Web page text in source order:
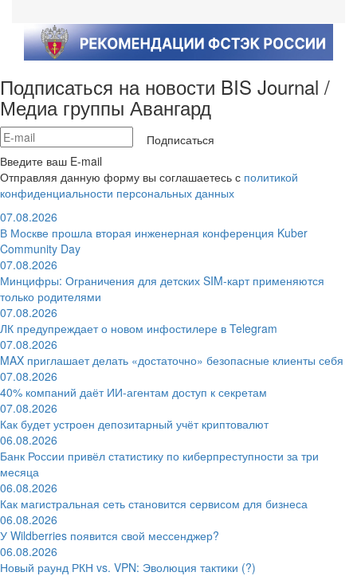
Подписаться на новости BIS Journal /
Медиа группы Авангард
Подписаться
Введите ваш E-mail
Отправляя данную форму вы соглашаетесь с политикой
конфиденциальности персональных данных
07.08.2026
В Москве прошла вторая инженерная конференция Kuber
Community Day
07.08.2026
Минцифры: Ограничения для детских SIM-карт применяются
только родителями
07.08.2026
ЛК предупреждает о новом инфостилере в Telegram
07.08.2026
MAX приглашает делать «достаточно» безопасные клиенты себя
07.08.2026
40% компаний даёт ИИ‑агентам доступ к секретам
07.08.2026
Как будет устроен депозитарный учёт криптовалют
06.08.2026
Банк России привёл статистику по киберпреступности за три
месяца
06.08.2026
Как магистральная сеть становится сервисом для бизнеса
06.08.2026
У Wildberries появится свой мессенджер?
06.08.2026
Новый раунд РКН vs. VPN: Эволюция тактики (?)